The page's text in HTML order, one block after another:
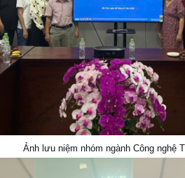
Ảnh lưu niệm nhóm ngành Công nghệ